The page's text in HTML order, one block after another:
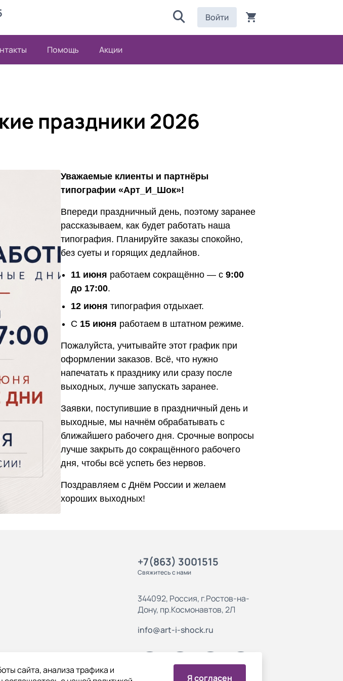
Войти
Помощь Акции
праздники 2026
Уважаемые клиенты и партнёры
типографии «Арт_И_Шок»!
Впереди праздничный день, поэтому заранее
рассказываем, как будет работать наша
типография. Планируйте заказы спокойно,
без суеты и горящих дедлайнов.
11 июня работаем сокращённо — с 9:00
до 17:00.
12 июня типография отдыхает.
С 15 июня работаем в штатном режиме.
Пожалуйста, учитывайте этот график при
оформлении заказов. Всё, что нужно
напечатать к празднику или сразу после
выходных, лучше запускать заранее.
Заявки, поступившие в праздничный день и
выходные, мы начнём обрабатывать с
ближайшего рабочего дня. Срочные вопросы
лучше закрыть до сокращённого рабочего
дня, чтобы всё успеть без нервов.
Поздравляем с Днём России и желаем
хороших выходных!
+7(863) 3001515
Свяжитесь с нами
344092, Россия, г.Ростов-на-
Дону, пр.Космонавтов, 2Л
info@art-i-shock.ru
сайта, анализа трафика и
Я согласен